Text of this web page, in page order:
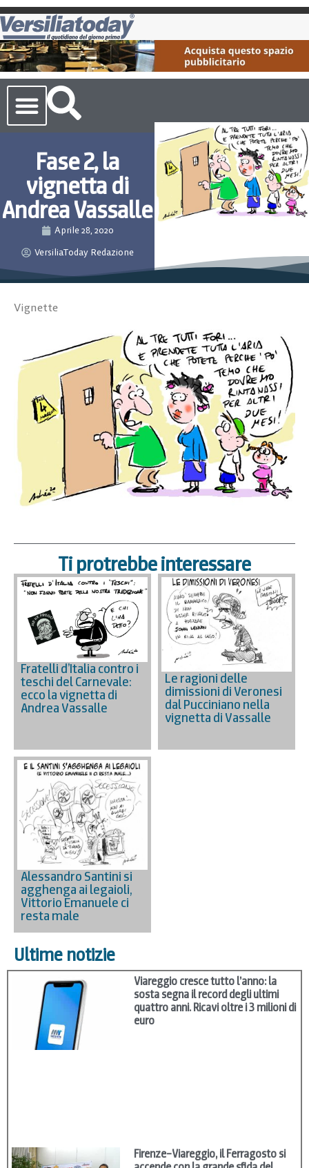
Fase 2, la
vignetta di
Andrea Vassalle
Aprile 28, 2020
VersiliaToday Redazione
Vignette
Ti protrebbe interessare
Fratelli d’Italia contro i
teschi del Carnevale:
ecco la vignetta di
Andrea Vassalle
Le ragioni delle
dimissioni di Veronesi
dal Pucciniano nella
vignetta di Vassalle
Alessandro Santini si
agghenga ai legaioli,
Vittorio Emanuele ci
resta male
Ultime notizie
Viareggio cresce tutto l’anno: la
sosta segna il record degli ultimi
quattro anni. Ricavi oltre i 3 milioni di
euro
Firenze–Viareggio, il Ferragosto si